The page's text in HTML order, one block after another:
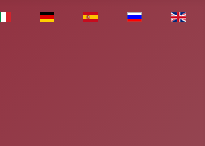
Pasirinkite savo kalbą